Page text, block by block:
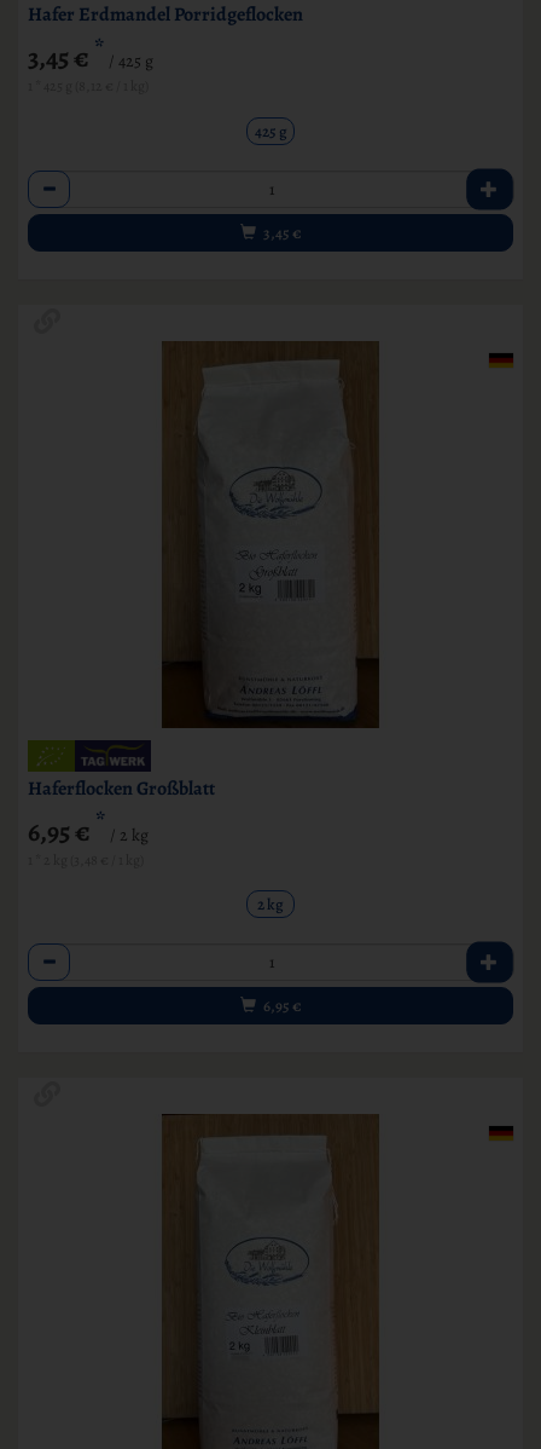
Hafer Erdmandel Porridgeflocken
3,45 € * / 425 g
425 g
Anzahl
3,45 €
Haferflocken Großblatt
6,95 € * / 2 kg
2 kg
Anzahl
6,95 €